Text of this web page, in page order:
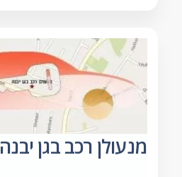
מנעולן רכב בגן יבנה